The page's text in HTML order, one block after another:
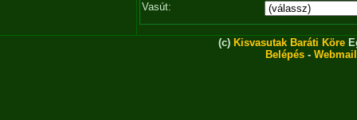
Vasút:
(c) Kisvasutak Baráti Köre
Belépés - Webmail